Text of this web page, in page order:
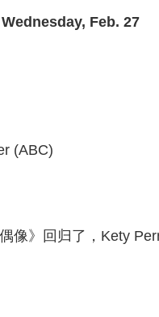
Feb. 27
(ABC)
》回归了，Kety